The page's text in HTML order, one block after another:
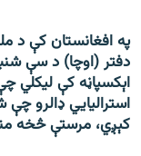
په افغانستان کې د
کېږي، مرستې څخه